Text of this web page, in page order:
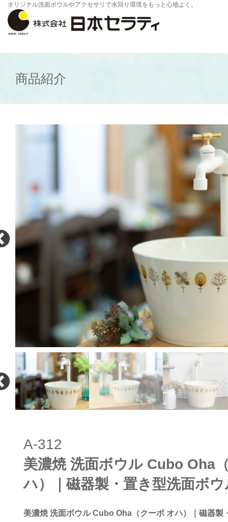
オリジナル洗面ボウルやアクセサリで水回り環境をもっと心地よく。
商品紹介
A-312
美濃焼 洗面ボウル Cubo Oha
ハ）｜磁器製・置き型洗面ボウ
美濃焼 洗面ボウル Cubo Oha（クーボ オハ）｜磁器製